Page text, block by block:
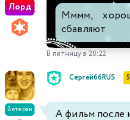
Лорд
Мммм,
сбавляют
В пятницу в 20:22
Ветеран
Сергей66RUS 5
А фильм после